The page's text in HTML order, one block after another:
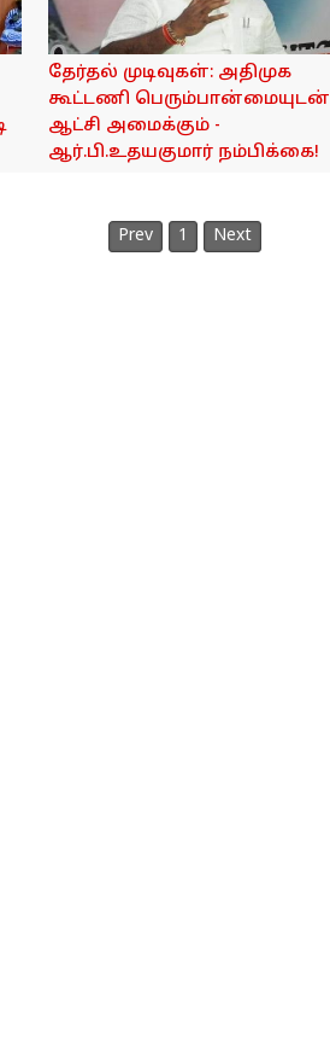
தேர்தல் முடிவுகள்: அதிமுக
கூட்டணி பெரும்பான்மையுடன்
ஆட்சி அமைக்கும் -
ஆர்.பி.உதயகுமார் நம்பிக்கை!
Prev 1 Next